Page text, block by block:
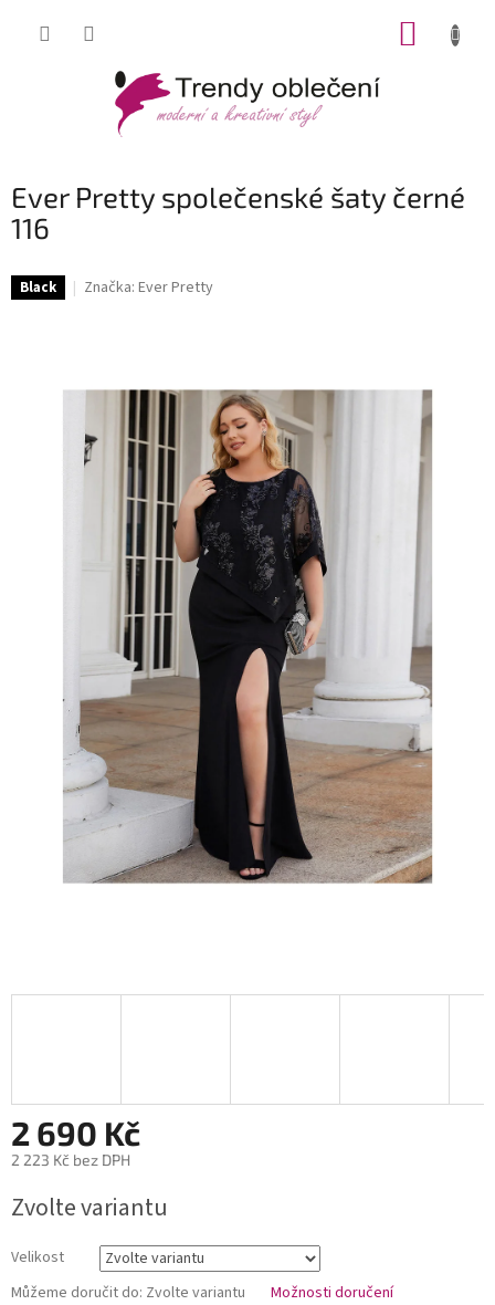
Ever Pretty společenské šaty černé
116
Black Značka: Ever Pretty
2 690 Kč
2 223 Kč bez DPH
cena:
Zvolte variantu
Velikost
Můžeme doručit do: Zvolte variantu Možnosti doručení